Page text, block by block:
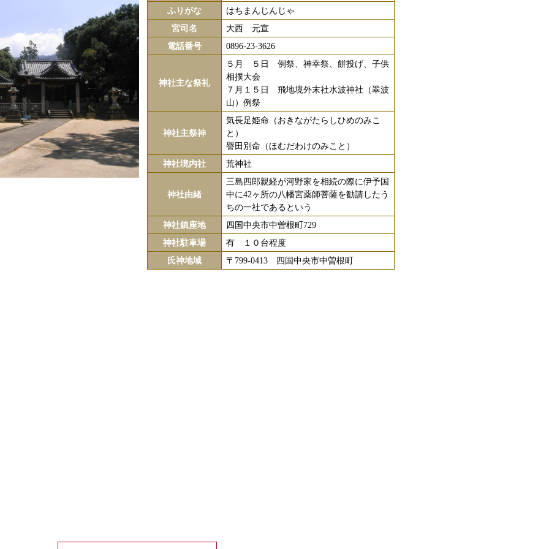
ふりがな
はちまんじんじゃ
宮司名
大西 元宣
電話番号
0896-23-3626
神社主な祭礼
５月 ５日 例祭、神幸祭、餅投げ、子供
相撲大会
７月１５日 飛地境外末社水波神社（翠波
山）例祭
神社主祭神
気長足姫命（おきながたらしひめのみこ
と）
譽田別命（ほむだわけのみこと）
神社境内社
荒神社
神社由緒
三島四郎親経が河野家を相続の際に伊予国
中に42ヶ所の八幡宮薬師菩薩を勧請したう
ちの一社であるという
神社鎮座地
四国中央市中曽根町729
神社駐車場
有 １０台程度
氏神地域
〒799-0413 四国中央市中曽根町